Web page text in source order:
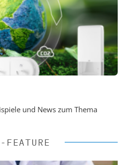
und News zum Thema
FEATURE